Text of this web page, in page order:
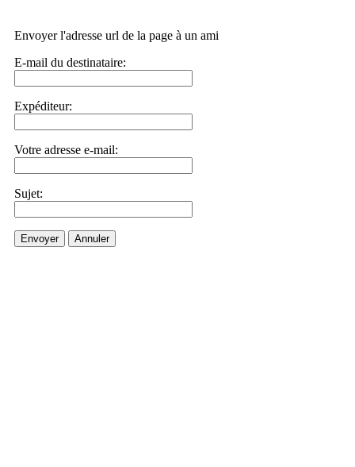
Envoyer l'adresse url de la page à un ami
E-mail du destinataire:
Expéditeur:
Votre adresse e-mail:
Sujet:
Envoyer Annuler